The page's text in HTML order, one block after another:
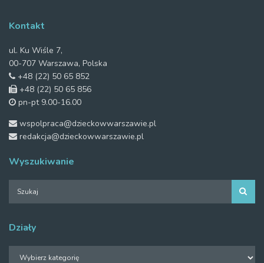
Kontakt
ul. Ku Wiśle 7,
00-707 Warszawa, Polska
+48 (22) 50 65 852
+48 (22) 50 65 856
pn-pt 9.00-16.00
wspolpraca@dzieckowwarszawie.pl
redakcja@dzieckowwarszawie.pl
Wyszukiwanie
Działy